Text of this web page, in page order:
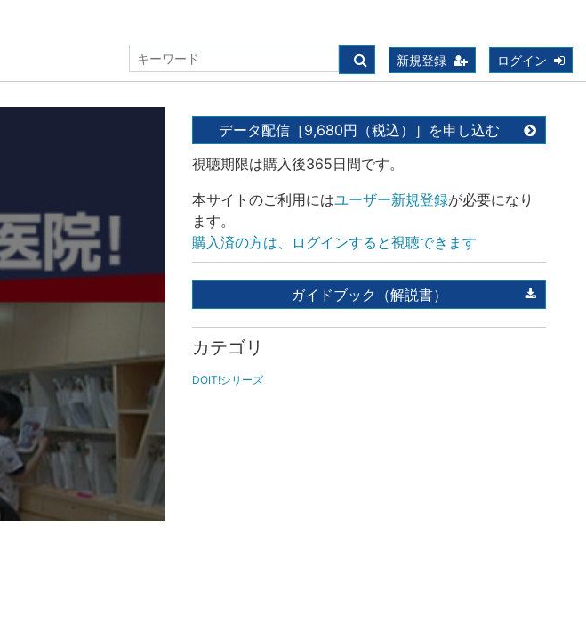
新規登録 ログイン
ド!～ヨリタ歯科クリニック (歯科医院)
データ配信［9,680円（税込）］を申し込む
視聴期限は購入後365日間です。
本サイトのご利用にはユーザー新規登録が必要になり
ます。
購入済の方は、ログインすると視聴できます
ガイドブック（解説書）
カテゴリ
DOIT!シリーズ